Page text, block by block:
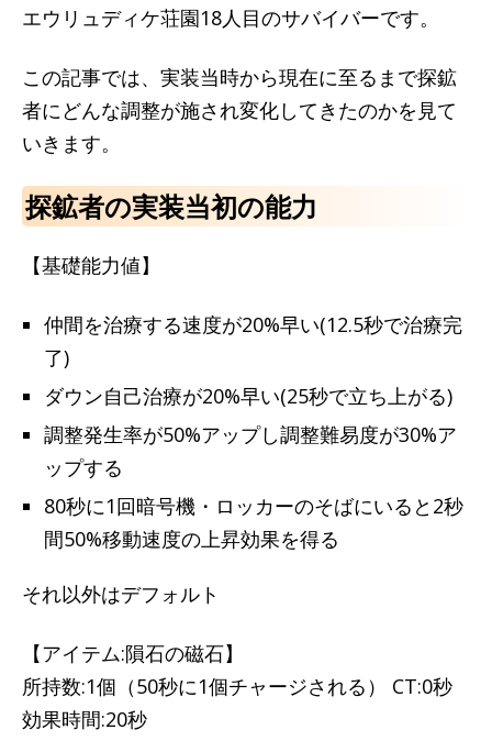
エウリュディケ荘園18人目のサバイバーです。
この記事では、実装当時から現在に至るまで探鉱
者にどんな調整が施され変化してきたのかを見て
いきます。
探鉱者の実装当初の能力
【基礎能力値】
仲間を治療する速度が20%早い(12.5秒で治療完
了)
ダウン自己治療が20%早い(25秒で立ち上がる)
調整発生率が50%アップし調整難易度が30%ア
ップする
80秒に1回暗号機・ロッカーのそばにいると2秒
間50%移動速度の上昇効果を得る
それ以外はデフォルト
【アイテム:隕石の磁石】
所持数:1個（50秒に1個チャージされる） CT:0秒
効果時間:20秒